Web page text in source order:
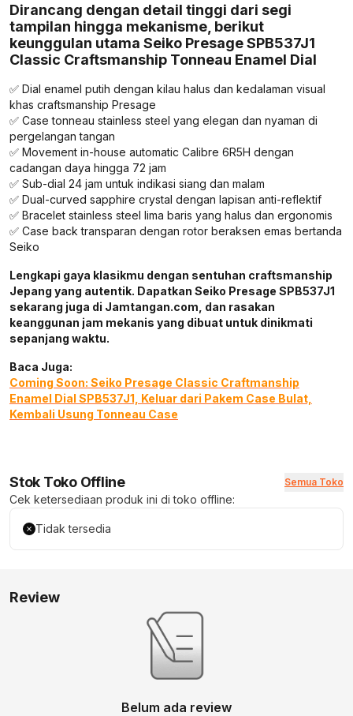
Dirancang dengan detail tinggi dari segi
tampilan hingga mekanisme, berikut
keunggulan utama Seiko Presage SPB537J1
Classic Craftsmanship Tonneau Enamel Dial
✅ Dial enamel putih dengan kilau halus dan kedalaman visual
khas craftsmanship Presage
✅ Case tonneau stainless steel yang elegan dan nyaman di
pergelangan tangan
✅ Movement in-house automatic Calibre 6R5H dengan
cadangan daya hingga 72 jam
✅ Sub-dial 24 jam untuk indikasi siang dan malam
✅ Dual-curved sapphire crystal dengan lapisan anti-reflektif
✅ Bracelet stainless steel lima baris yang halus dan ergonomis
✅ Case back transparan dengan rotor beraksen emas bertanda
Seiko
Lengkapi gaya klasikmu dengan sentuhan craftsmanship
Jepang yang autentik. Dapatkan Seiko Presage SPB537J1
sekarang juga di Jamtangan.com, dan rasakan
keanggunan jam mekanis yang dibuat untuk dinikmati
sepanjang waktu.
Baca Juga:
Coming Soon: Seiko Presage Classic Craftmanship
Enamel Dial SPB537J1, Keluar dari Pakem Case Bulat,
Kembali Usung Tonneau Case
Stok Toko Offline Semua Toko
Cek ketersediaan produk ini di toko offline:
Tidak tersedia
Review
Belum ada review